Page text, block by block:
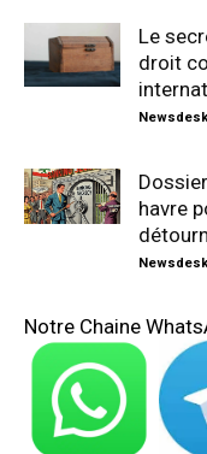
Le
droit
havre
Notre Chaine